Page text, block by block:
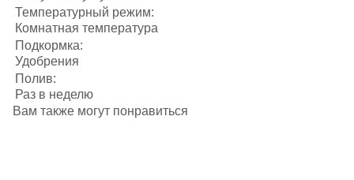
Температурный режим:
Комнатная температура
Подкормка:
Удобрения
Полив:
Раз в неделю
Вам также могут понравиться